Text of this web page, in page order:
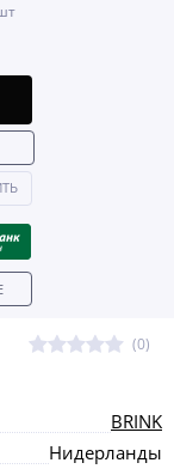
(0)
BRINK
Нидерланды